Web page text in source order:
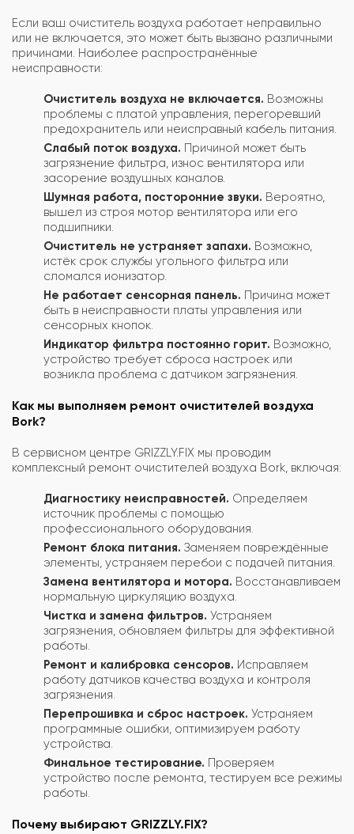
Если ваш очиститель воздуха работает неправильно
или не включается, это может быть вызвано различными
причинами. Наиболее распространённые
неисправности:
Очиститель воздуха не включается. Возможны
проблемы с платой управления, перегоревший
предохранитель или неисправный кабель питания.
Слабый поток воздуха. Причиной может быть
загрязнение фильтра, износ вентилятора или
засорение воздушных каналов.
Шумная работа, посторонние звуки. Вероятно,
вышел из строя мотор вентилятора или его
подшипники.
Очиститель не устраняет запахи. Возможно,
истёк срок службы угольного фильтра или
сломался ионизатор.
Не работает сенсорная панель. Причина может
быть в неисправности платы управления или
сенсорных кнопок.
Индикатор фильтра постоянно горит. Возможно,
устройство требует сброса настроек или
возникла проблема с датчиком загрязнения.
Как мы выполняем ремонт очистителей воздуха
Bork?
В сервисном центре GRIZZLY.FIX мы проводим
комплексный ремонт очистителей воздуха Bork, включая:
Диагностику неисправностей. Определяем
источник проблемы с помощью
профессионального оборудования.
Ремонт блока питания. Заменяем повреждённые
элементы, устраняем перебои с подачей питания.
Замена вентилятора и мотора. Восстанавливаем
нормальную циркуляцию воздуха.
Чистка и замена фильтров. Устраняем
загрязнения, обновляем фильтры для эффективной
работы.
Ремонт и калибровка сенсоров. Исправляем
работу датчиков качества воздуха и контроля
загрязнения.
Перепрошивка и сброс настроек. Устраняем
программные ошибки, оптимизируем работу
устройства.
Финальное тестирование. Проверяем
устройство после ремонта, тестируем все режимы
работы.
Почему выбирают GRIZZLY.FIX?